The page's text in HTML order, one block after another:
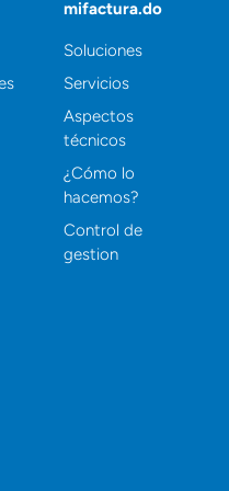
mifactura.do
Soluciones
Servicios
Aspectos
técnicos
¿Cómo lo
hacemos?
Control de
gestion